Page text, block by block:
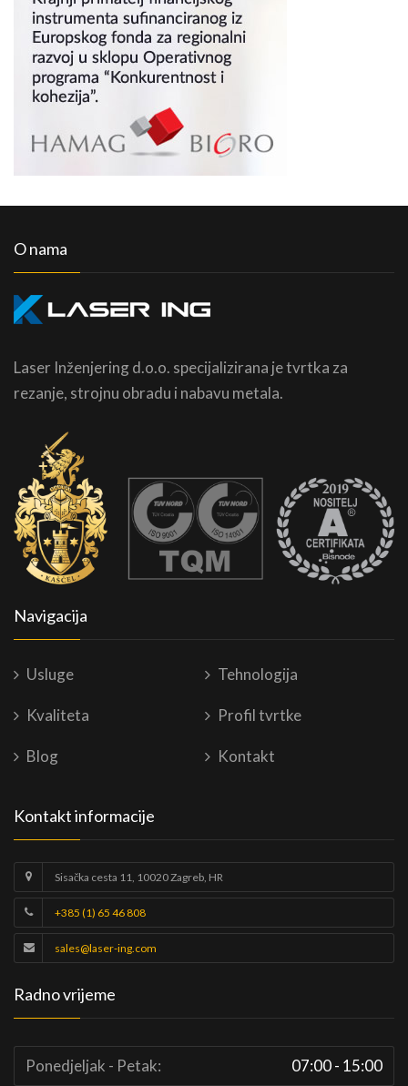
O nama
Laser Inženjering d.o.o. specijalizirana je tvrtka za
rezanje, strojnu obradu i nabavu metala.
Navigacija
Usluge Tehnologija
Kvaliteta Profil tvrtke
Blog Kontakt
Kontakt informacije
Sisačka cesta 11, 10020 Zagreb, HR
+385 (1) 65 46 808
sales@laser-ing.com
Radno vrijeme
Ponedjeljak - Petak: 07:00 - 15:00